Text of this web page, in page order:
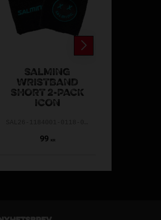
SALMING
WRISTBAND
SHORT 2-PACK
ICON
99 KR